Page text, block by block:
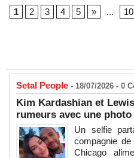
1
2 3 4 5 » ...
Setal People - 18/07/2026 - 0
Kim Kardashian et
rumeurs avec une
Un selfie
compagnie
Chicago